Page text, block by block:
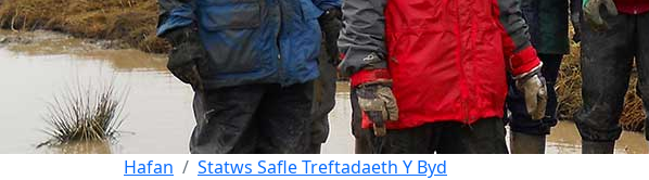
Hafan Statws Safle Treftadaeth Y Byd